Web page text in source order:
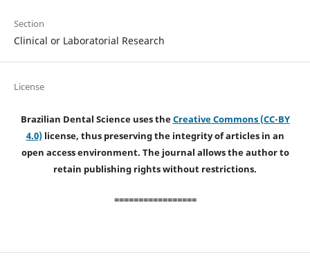
Section
Clinical or Laboratorial Research
License
Brazilian Dental Science uses theCreative Commons (CC-BY
4.0)license, thus preserving the integrity of articles in an
open access environment. The journal allows the author to
retain publishing rights without restrictions.
=================